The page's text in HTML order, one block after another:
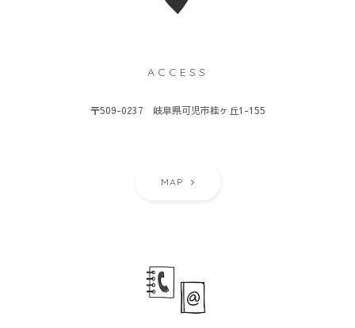
ACCESS
〒509-0237 岐阜県可児市桂ヶ丘1-155
MAP